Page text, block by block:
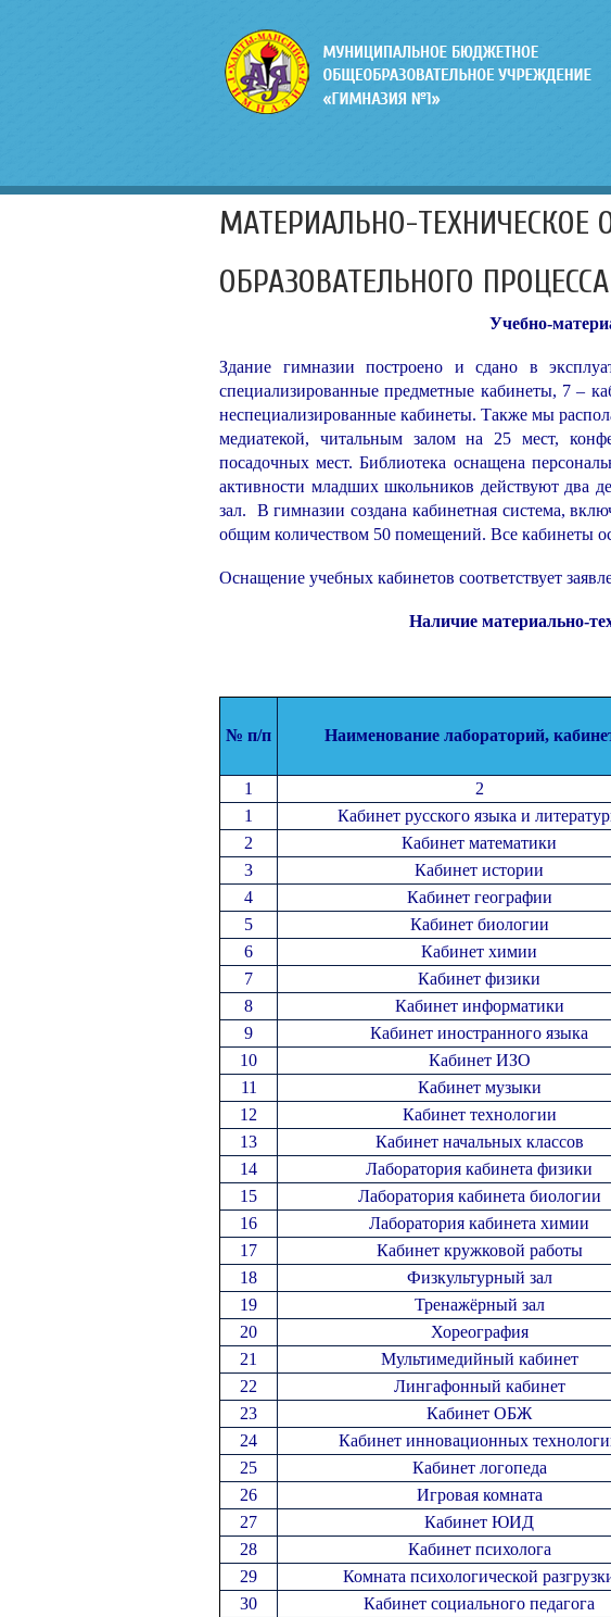
МАТЕРИАЛЬНО-ТЕХНИЧЕСКОЕ
ОБРАЗОВАТЕЛЬНОГО ПРОЦЕССА
Учебно-
Здание гимназии построено и сдано в
специализированные предметные кабинеты, 7 –
неспециализированные кабинеты. Также мы
медиатекой, читальным залом на 25 мест,
посадочных мест. Библиотека оснащена
активности младших школьников действуют два
зал. В гимназии создана кабинетная система,
общим количеством 50 помещений. Все кабинеты
Оснащение учебных кабинетов соответствует
Наличие материально-
№ п/п Наименование лабораторий,
1
2
1
Кабинет русского языка и
2
Кабинет математики
3
Кабинет истории
4
Кабинет географии
5
Кабинет биологии
6
Кабинет химии
7
Кабинет физики
8
Кабинет информатики
9
Кабинет иностранного языка
10
Кабинет ИЗО
11
Кабинет музыки
12
Кабинет технологии
13
Кабинет начальных классов
14
Лаборатория кабинета физики
15
Лаборатория кабинета биологии
16
Лаборатория кабинета химии
17
Кабинет кружковой работы
18
Физкультурный зал
19
Тренажёрный зал
20
Хореография
21
Мультимедийный кабинет
22
Лингафонный кабинет
23
Кабинет ОБЖ
24
Кабинет инновационных
25
Кабинет логопеда
26
Игровая комната
27
Кабинет ЮИД
28
Кабинет психолога
29
Комната психологической
30
Кабинет социального педагога